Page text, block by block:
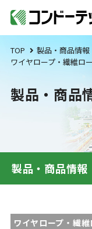
TOP
製品・商品情報
ワイヤロープ・繊維ロ
製品・商品
製品・商品情報
ワイヤロープ・繊